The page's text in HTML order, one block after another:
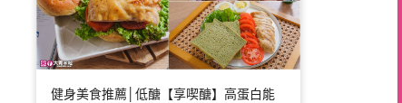
健身美食推薦│低醣【享喫醣】高蛋白能